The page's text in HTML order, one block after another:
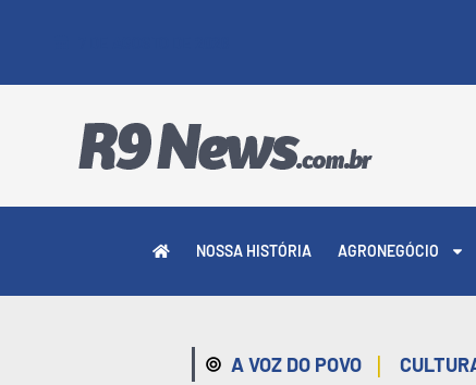
NOSSA HISTÓRIA AGRONEGÓCIO
A VOZ DO POVO |